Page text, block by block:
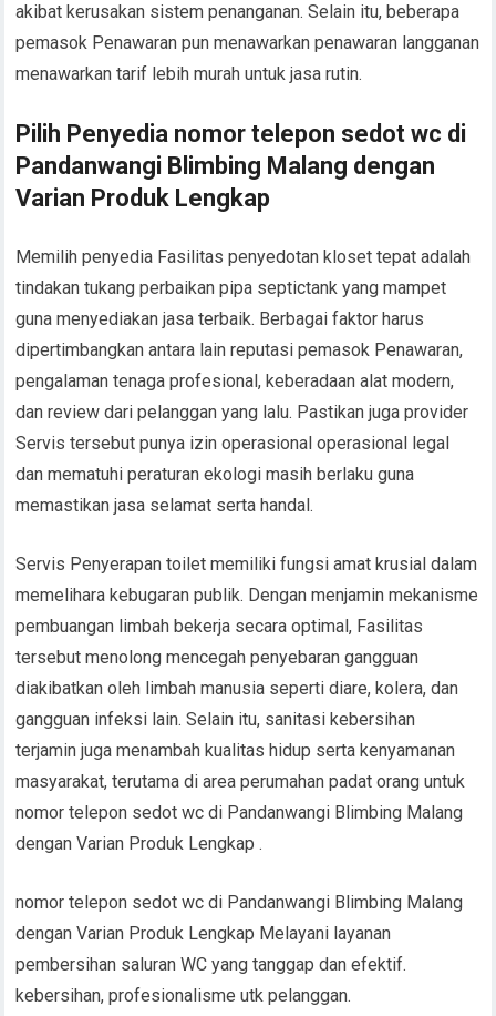
akibat kerusakan sistem penanganan. Selain itu, beberapa
pemasok Penawaran pun menawarkan penawaran langganan
menawarkan tarif lebih murah untuk jasa rutin.
Pilih Penyedia nomor telepon sedot wc di
Pandanwangi Blimbing Malang dengan
Varian Produk Lengkap
Memilih penyedia Fasilitas penyedotan kloset tepat adalah
tindakan tukang perbaikan pipa septictank yang mampet
guna menyediakan jasa terbaik. Berbagai faktor harus
dipertimbangkan antara lain reputasi pemasok Penawaran,
pengalaman tenaga profesional, keberadaan alat modern,
dan review dari pelanggan yang lalu. Pastikan juga provider
Servis tersebut punya izin operasional operasional legal
dan mematuhi peraturan ekologi masih berlaku guna
memastikan jasa selamat serta handal.
Servis Penyerapan toilet memiliki fungsi amat krusial dalam
memelihara kebugaran publik. Dengan menjamin mekanisme
pembuangan limbah bekerja secara optimal, Fasilitas
tersebut menolong mencegah penyebaran gangguan
diakibatkan oleh limbah manusia seperti diare, kolera, dan
gangguan infeksi lain. Selain itu, sanitasi kebersihan
terjamin juga menambah kualitas hidup serta kenyamanan
masyarakat, terutama di area perumahan padat orang untuk
nomor telepon sedot wc di Pandanwangi Blimbing Malang
dengan Varian Produk Lengkap .
nomor telepon sedot wc di Pandanwangi Blimbing Malang
dengan Varian Produk Lengkap Melayani layanan
pembersihan saluran WC yang tanggap dan efektif.
kebersihan, profesionalisme utk pelanggan.